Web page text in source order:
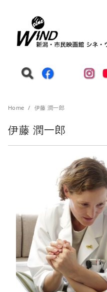
Home 伊藤 潤一郎
伊藤 潤一郎